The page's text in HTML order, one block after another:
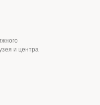
и центра